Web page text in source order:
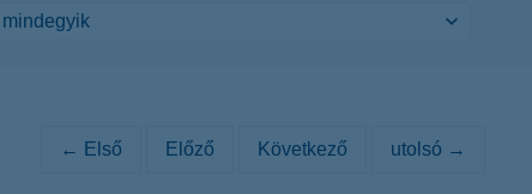
← Első Előző Következő utolsó →